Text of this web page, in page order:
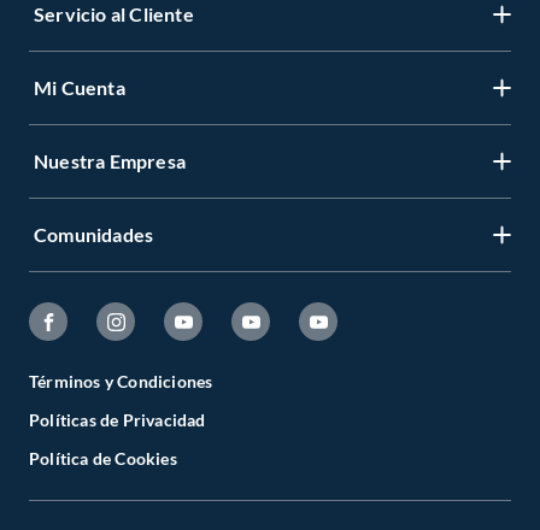
Servicio al Cliente
Mi Cuenta
Nuestra Empresa
Comunidades
Términos y Condiciones
Políticas de Privacidad
Política de Cookies